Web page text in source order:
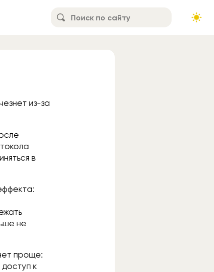
из-за
в
не
проще:
к